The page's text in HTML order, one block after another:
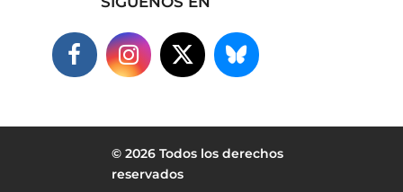
© 2026 Todos los derechos
reservados